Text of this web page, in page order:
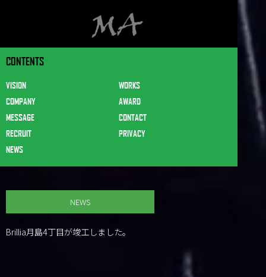
CONTENTS
VISION
COMPANY
MESSAGE
RECRUIT
NEWS
WORKS
AWARD
CONTACT
PRIVACY
NEWS
Brillia月島4丁目が竣工しました。